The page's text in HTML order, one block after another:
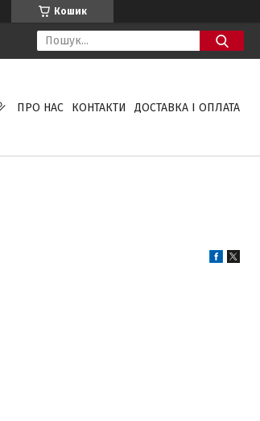
Кошик
ПРО НАС КОНТАКТИ ДОСТАВКА І ОПЛАТА